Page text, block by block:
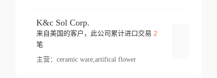
K&c Sol Corp.
来自美国的客户，此公司累计进口交易 2
笔
主营： ceramic ware,artifical flower